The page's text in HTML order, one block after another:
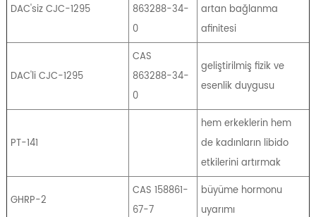
DAC'siz CJC-1295
863288-34-
0
artan bağlanma
afinitesi
DAC'li CJC-1295
CAS
863288-34-
0
geliştirilmiş fizik ve
esenlik duygusu
PT-141
hem erkeklerin hem
de kadınların libido
etkilerini artırmak
GHRP-2
CAS 158861-
67-7
büyüme hormonu
uyarımı